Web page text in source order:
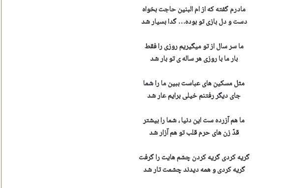
مادرم گفته که از ام البنین حاجت بخواه
دست و دل بازی تو بوده… گدا بسیار شد
ما سر سال از تو میگیریم روزی را فقط
بار ما با روزی هر ساله ی تو بار شد
مثل مسکین های عباست ببین ما را شما
جای دیگر رفتنم خیلی برایم عار شد
ما هم آزرده ست این دنیا ، شما را بیشتر
قدّ زن های حرم قلب تو هم آزار شد
گریه کردی گریه کردن چشم هایت را گرفت
گریه کردی و همه دیدند چشمت تار شد